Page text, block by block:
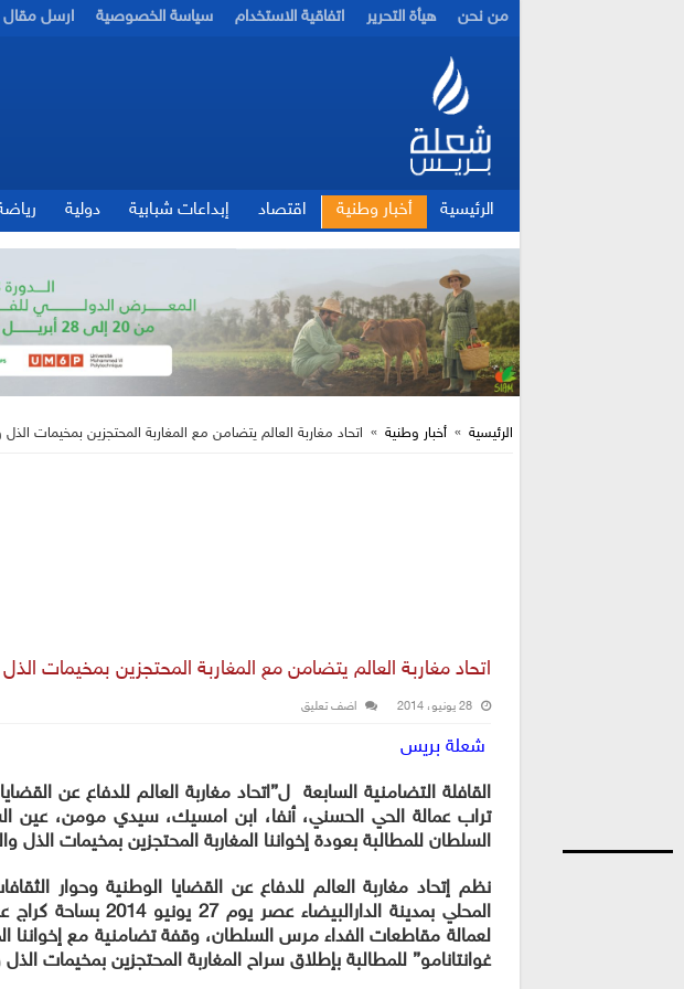
من نحن هيأة التحرير اتفاقية الاستخدام سياسة الخصوصية ارسل مقال
الرئيسية أخبار وطنية اقتصاد إبداعات شبابية دولية
الرئيسية » أخبار وطنية » اتحاد مغاربة العالم يتضامن مع المغاربة المحتجزين بمخيمات الذل
اتحاد مغاربة العالم يتضامن مع المغاربة المحتجزين بمخيمات الذل
28 يونيو، 2014 اضف تعليق
شعلة بريس
القافلة التضامنية السابعة ل”اتحاد مغاربة العالم للدفاع عن
تراب عمالة الحي الحسني، أنفا، ابن امسيك، سيدي مومن، عين
السلطان للمطالبة بعودة إخواننا المغاربة المحتجزين بمخيمات الذل
نظم إتحاد مغاربة العالم للدفاع عن القضايا الوطنية وحوار
المحلي بمدينة
لعمالة مقاطعات الفداء مرس السلطان، وقفة تضامنية معإخواننا
غوانتانامو” للمطالبة بإطلاق سراح المغاربة المحتجزين بمخيمات الذل